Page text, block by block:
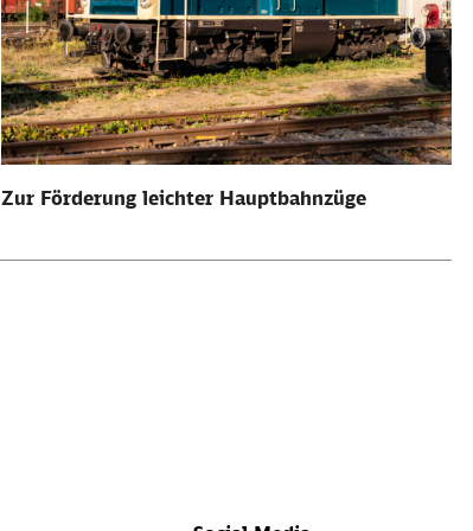
Zur Förderung leichter Hauptbahnzüge